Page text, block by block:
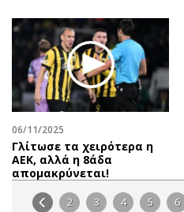
06/11/2025
Γλίτωσε τα χειρότερα η
ΑΕΚ, αλλά η 8άδα
απομακρύνεται!
2 3 4 5 6